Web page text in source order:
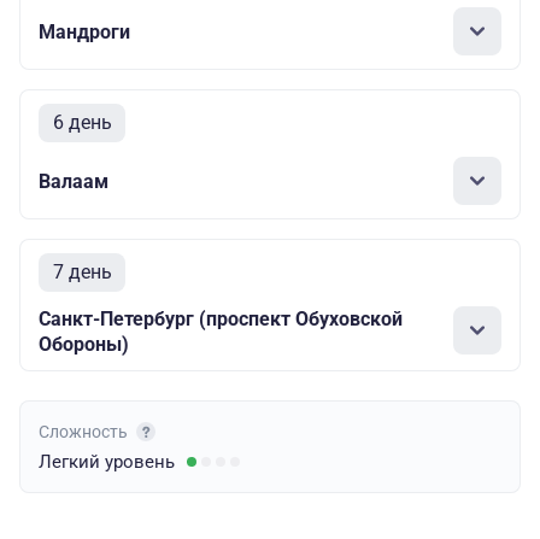
Мандроги
6 день
Валаам
7 день
Санкт-Петербург (проспект Обуховской
Обороны)
Сложность
Легкий уровень